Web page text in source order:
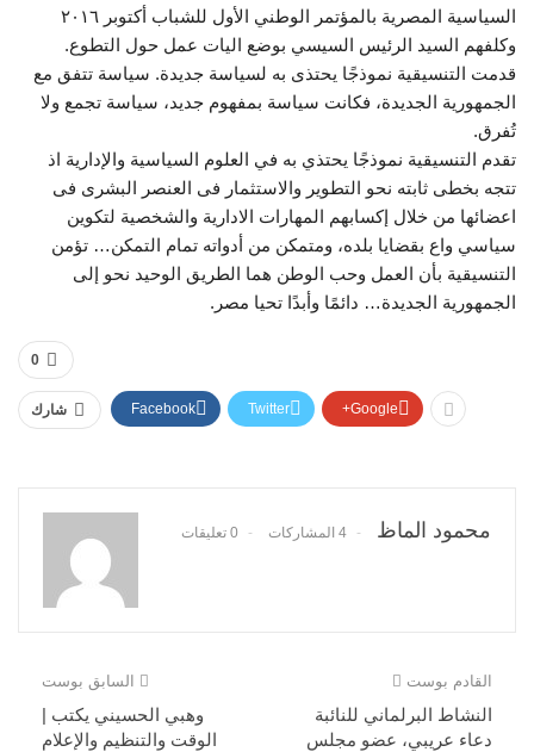
السياسية المصرية بالمؤتمر الوطني الأول للشباب أكتوبر ٢٠١٦
وكلفهم السيد الرئيس السيسي بوضع اليات عمل حول التطوع.
قدمت التنسيقية نموذجًا يحتذى به لسياسة جديدة. سياسة تتفق مع
الجمهورية الجديدة، فكانت سياسة بمفهوم جديد، سياسة تجمع ولا
تُفرق.
تقدم التنسيقية نموذجًا يحتذي به في العلوم السياسية والإدارية اذ
تتجه بخطى ثابته نحو التطوير والاستثمار فى العنصر البشرى فى
اعضائها من خلال إكسابهم المهارات الادارية والشخصية لتكوين
سياسي واع بقضايا بلده، ومتمكن من أدواته تمام التمكن… تؤمن
التنسيقية بأن العمل وحب الوطن هما الطريق الوحيد نحو إلى
الجمهورية الجديدة… دائمًا وأبدًا تحيا مصر.
0
شارك Facebook Twitter Google+
محمود الماظ 4 المشاركات 0 تعليقات
السابق بوست
وهبي الحسيني يكتب |
الوقت والتنظيم والإعلام
القادم بوست
النشاط البرلماني للنائبة
دعاء عريبي، عضو مجلس